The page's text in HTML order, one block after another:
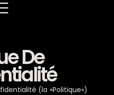
De
(la «Politique»)